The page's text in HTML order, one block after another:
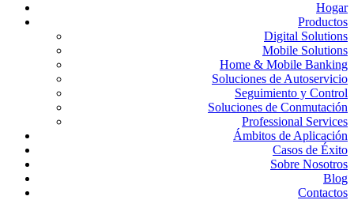
Hogar
Productos
Digital Solutions
Mobile Solutions
Home & Mobile Banking
Soluciones de Autoservicio
Seguimiento y Control
Soluciones de Conmutación
Professional Services
Ámbitos de Aplicación
Casos de Éxito
Sobre Nosotros
Blog
Contactos